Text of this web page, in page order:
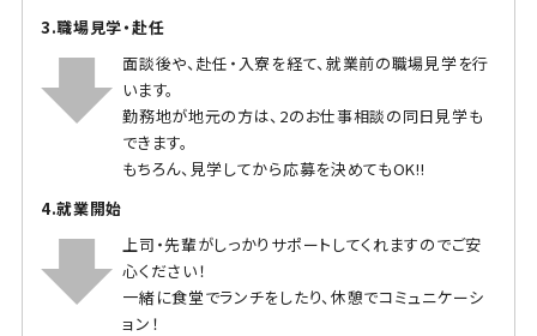
3.職場見学・赴任
面談後や、赴任・入寮を経て、就業前の職場見学を行
います。
勤務地が地元の方は、2のお仕事相談の同日見学も
できます。
もちろん、見学してから応募を決めてもOK!!
4.就業開始
上司・先輩がしっかりサポートしてくれますのでご安
心ください！
一緒に食堂でランチをしたり、休憩でコミュニケーシ
ョン！